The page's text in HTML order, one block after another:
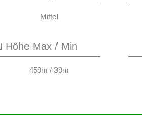
Mittel
Höhe Max / Min
459m / 39m